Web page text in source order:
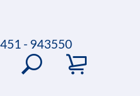
- 943550